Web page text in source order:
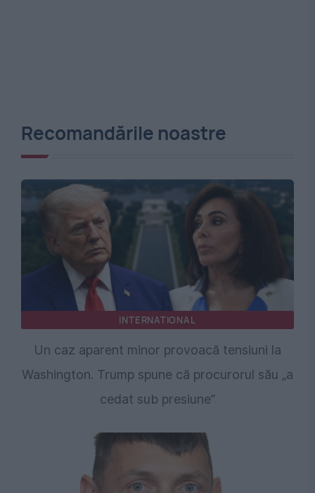
Recomandările noastre
INTERNATIONAL
Un caz aparent minor provoacă tensiuni la
Washington. Trump spune că procurorul său „a
cedat sub presiune”